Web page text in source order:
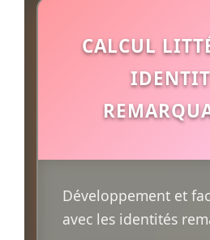
CALCUL
Développement et
avec les identités